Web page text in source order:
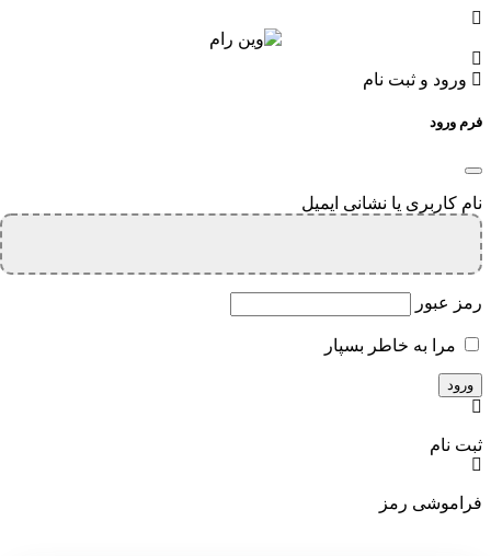
ورود و ثبت نام
فرم ورود
نام کاربری یا نشانی ایمیل
رمز عبور
مرا به خاطر بسپار
ثبت نام
فراموشی رمز